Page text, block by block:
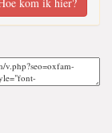
kom ik hier?